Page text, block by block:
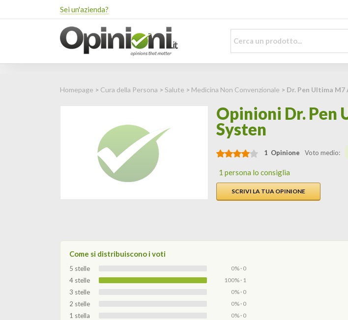
Sei un'azienda?
Homepage > Cura della Persona >Salute > Medicina Non Convenzionale > Dr. Pen Ultima
Opinioni Dr. Pen
Systen
1 Opinione Voto medio:
1 persona lo consiglia
SCRIVI LA TUA OPINIONE
Come si distribuiscono i voti
5 stelle 0% · 0
4 stelle 100% · 1
3 stelle 0% · 0
2 stelle 0% · 0
1 stella 0% · 0